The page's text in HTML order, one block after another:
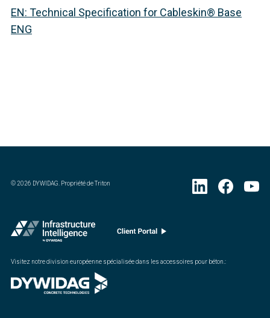
EN: Technical Specification for Cableskin® Base
ENG
©2026 DYWIDAG. Propriété de Triton
Visitez notre division européenne spécialisée dans les accessoires pour béton.: